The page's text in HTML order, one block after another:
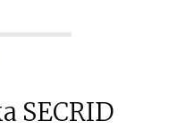
SECRID